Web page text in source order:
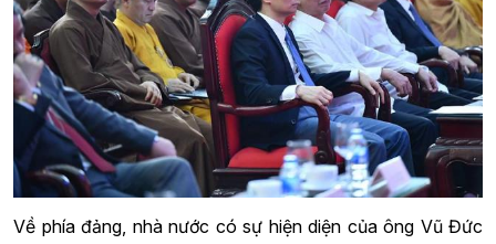
Về phía đảng, nhà nước có sự hiện diện của ông Vũ Đức